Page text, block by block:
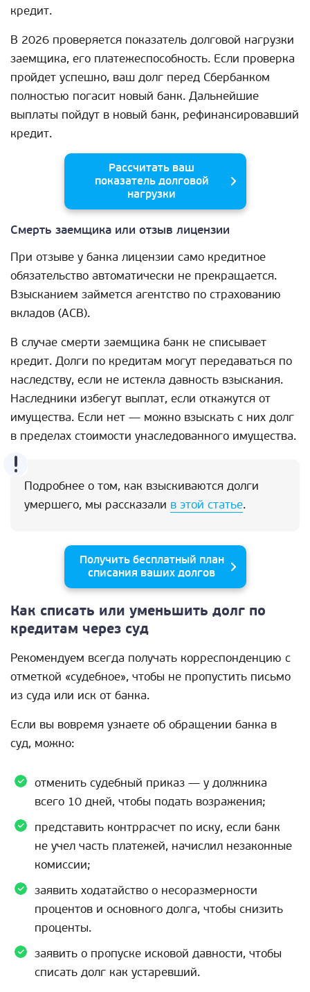
кредит.
В 2026 проверяется показатель долговой нагрузки
заемщика, его платежеспособность. Если проверка
пройдет успешно, ваш долг перед Сбербанком
полностью погасит новый банк. Дальнейшие
выплаты пойдут в новый банк, рефинансировавший
кредит.
Рассчитать ваш
показатель долговой
нагрузки
Смерть заемщика или отзыв лицензии
При отзыве у банка лицензии само кредитное
обязательство автоматически не прекращается.
Взысканием займется агентство по страхованию
вкладов (АСВ).
В случае смерти заемщика банк не списывает
кредит. Долги по кредитам могут передаваться по
наследству, если не истекла давность взыскания.
Наследники избегут выплат, если откажутся от
имущества. Если нет — можно взыскать с них долг
в пределах стоимости унаследованного имущества.
Подробнее о том, как взыскиваются долги
умершего, мы рассказали в этой статье.
Получить бесплатный план
списания ваших долгов
Как списать или уменьшить долг по
кредитам через суд
Рекомендуем всегда получать корреспонденцию с
отметкой «судебное», чтобы не пропустить письмо
из суда или иск от банка.
Если вы вовремя узнаете об обращении банка в
суд, можно:
отменить судебный приказ — у должника
всего 10 дней, чтобы подать возражения;
представить контррасчет по иску, если банк
не учел часть платежей, начислил незаконные
комиссии;
заявить ходатайство о несоразмерности
процентов и основного долга, чтобы снизить
проценты.
заявить о пропуске исковой давности, чтобы
списать долг как устаревший.